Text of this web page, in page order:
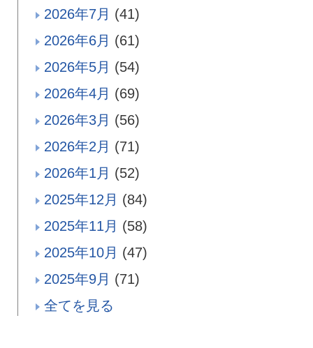
2026年7月 (41)
2026年6月 (61)
2026年5月 (54)
2026年4月 (69)
2026年3月 (56)
2026年2月 (71)
2026年1月 (52)
2025年12月 (84)
2025年11月 (58)
2025年10月 (47)
2025年9月 (71)
全てを見る